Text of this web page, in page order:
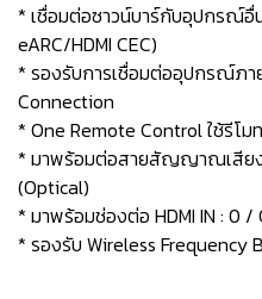
* เชื่อมต่อซาวน์บาร์กับอุปกรณ์อื่
eARC/HDMI CEC)
* รองรับการเชื่อมต่ออุปกรณ์ภ
Connection
* One Remote Control ใช้รีโม
* มาพร้อมต่อสายสัญญาณเสีย
(Optical)
* มาพร้อมช่องต่อ HDMI IN : 0 /
* รองรับ Wireless Frequency